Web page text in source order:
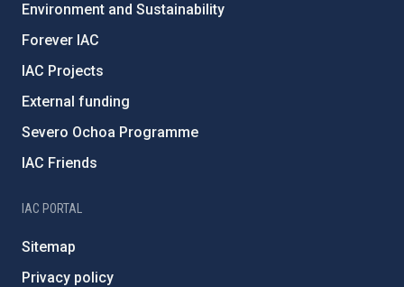
Environment and Sustainability
Forever IAC
IAC Projects
External funding
Severo Ochoa Programme
IAC Friends
IAC PORTAL
Sitemap
Privacy policy